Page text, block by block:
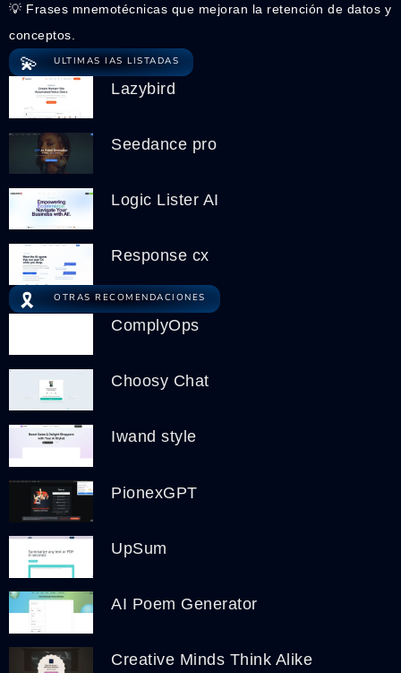
💡 Frases mnemotécnicas que mejoran la retención de datos y
conceptos.
💫 ULTIMAS IAS LISTADAS
Lazybird
Seedance pro
Logic Lister AI
Response cx
🎗️ OTRAS RECOMENDACIONES
ComplyOps
Choosy Chat
Iwand style
PionexGPT
UpSum
AI Poem Generator
Creative Minds Think Alike